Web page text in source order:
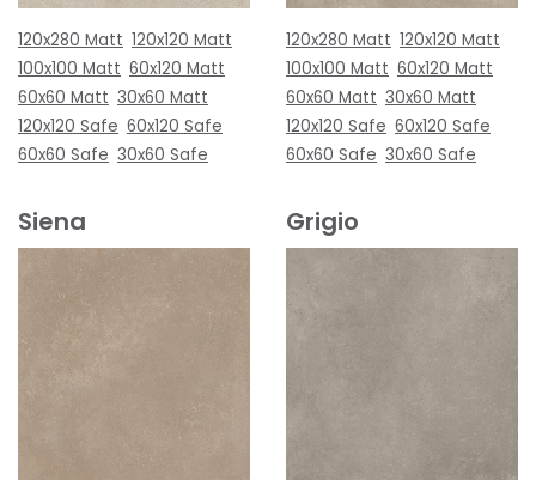
120x280 Matt 120x120 Matt
100x100 Matt 60x120 Matt
60x60 Matt 30x60 Matt
120x120 Safe 60x120 Safe
60x60 Safe 30x60 Safe
120x280 Matt 120x120 Matt
100x100 Matt 60x120 Matt
60x60 Matt 30x60 Matt
120x120 Safe 60x120 Safe
60x60 Safe 30x60 Safe
Siena Grigio